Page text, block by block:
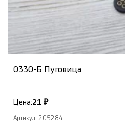
0330-Б Пуговица
Цена:21 ₽
Артикул: 205284